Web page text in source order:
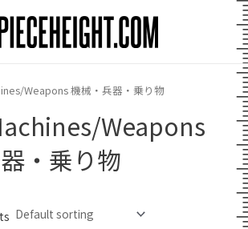
Main
Menu
Weapons 機械・兵器・乗り物
Weapons
・乗り物